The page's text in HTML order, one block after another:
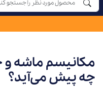
مکانیسم ماشه
چه پیش می‌آید؟